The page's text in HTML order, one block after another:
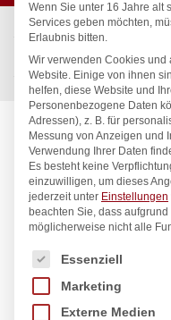
Start / Gastronomiebedarf
Präsentation
Tischgeschirr
Serviettenhalter, HENDI,
Wenn Sie unter 16 Jahre alt
Services geben möchten,
Erlaubnis bitten.
Wir verwenden Cookies
Website. Einige von ihnen
helfen, diese Website und
Personenbezogene Daten
Adressen), z. B. für
Messung von Anzeigen und
Verwendung Ihrer Daten
Es besteht keine
einzuwilligen, um dieses
jederzeit unter Einstellungen
beachten Sie, dass
möglicherweise nicht alle
Es folgt eine Liste der
Essenziell
Marketing
Externe Medien